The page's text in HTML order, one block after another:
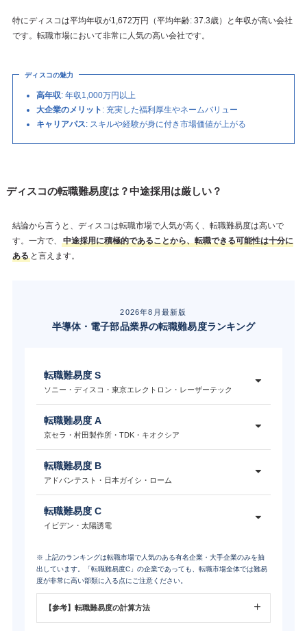
特にディスコは平均年収が1,672万円（平均年齢: 37.3歳）と年収が高い会社
です。転職市場において非常に人気の高い会社です。
ディスコの魅力
高年収: 年収1,000万円以上
大企業のメリット : 充実した福利厚生やネームバリュー
キャリアパス: スキルや経験が身に付き市場価値が上がる
ディスコの転職難易度は？中途採用は厳しい？
結論から言うと、ディスコは転職市場で人気が高く、転職難易度は高いで
す。一方で、
中途採用に積極的であることから、転職できる可能性は十分に
あると言えます。
2026年8月最新版
半導体・電子部品業界の転職難易度ランキング
転職難易度 S
ソニー・ディスコ・東京エレクトロン・レーザーテック
転職難易度 A
京セラ・村田製作所・TDK・キオクシア
転職難易度 B
アドバンテスト・日本ガイシ・ローム
転職難易度 C
イビデン・太陽誘電
※ 上記のランキングは転職市場で人気のある有名企業・大手企業のみを抽
出しています。「転職難易度C」の企業であっても、転職市場全体では難易
度が非常に高い部類に入る点にご注意ください。
【参考】転職難易度の計算方法